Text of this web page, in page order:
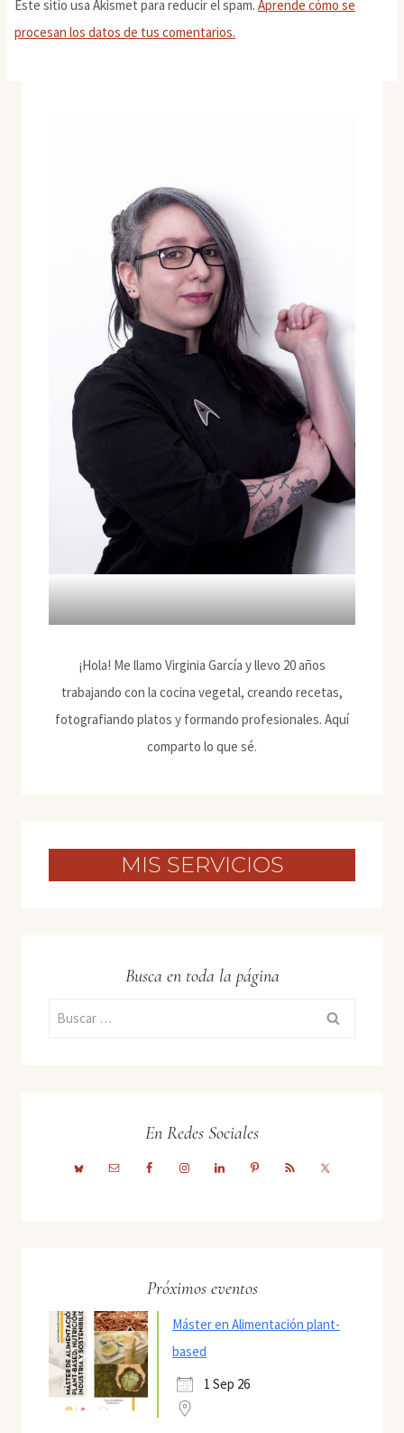
Este sitio usa Akismet para reducir el spam. Aprende cómo se
procesan los datos de tus comentarios.
¡Hola! Me llamo Virginia García y llevo 20 años
trabajando con la cocina vegetal, creando recetas,
fotografiando platos y formando profesionales. Aquí
comparto lo que sé.
MIS SERVICIOS
Busca en toda la página
Buscar:
En Redes Sociales
Próximos eventos
Máster en Alimentación plant-
based
1 Sep 26